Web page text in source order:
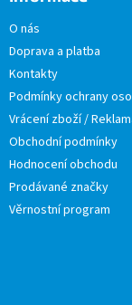
O nás
Doprava a platba
Kontakty
Podmínky ochrany
Vrácení zboží /
Obchodní podmínky
Hodnocení obchodu
Prodávané značky
Věrnostní program